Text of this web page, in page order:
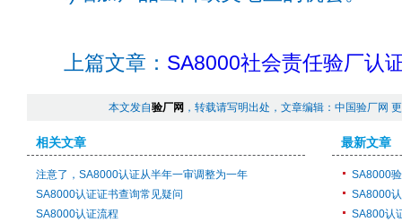
上篇文章： SA8000社会责任验厂认
本文发自验厂网 ，转载请写明出处，文章编辑：中国验厂网
相关文章
注意了，SA8000认证从半年一审调整为一年
SA8000认证证书查询常见疑问
SA8000认证流程
最新文章
SA8000
SA8000
SA800认